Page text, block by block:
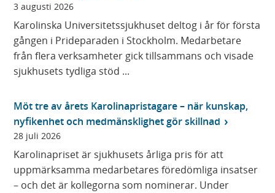
3 augusti 2026
Karolinska Universitetssjukhuset deltog i år för första
gången i Prideparaden i Stockholm. Medarbetare
från flera verksamheter gick tillsammans och visade
sjukhusets tydliga stöd ...
Möt tre av årets Karolinapristagare – när kunskap,
nyfikenhet och medmänsklighet gör skillnad
28 juli 2026
Karolinapriset är sjukhusets årliga pris för att
uppmärksamma medarbetares föredömliga insatser
– och det är kollegorna som nominerar. Under